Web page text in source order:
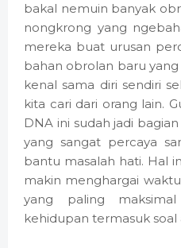
bakal nemuin banyak
nongkrong yang
mereka buat urusan
bahan obrolan baru
kenal sama diri sendiri
kita cari dari orang lain.
DNA ini sudah jadi
yang sangat percaya
bantu masalah hati. Hal
makin menghargai
yang paling
kehidupan termasuk soal